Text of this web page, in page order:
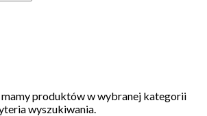
mamy produktów w wybranej kategorii
wyszukiwania.